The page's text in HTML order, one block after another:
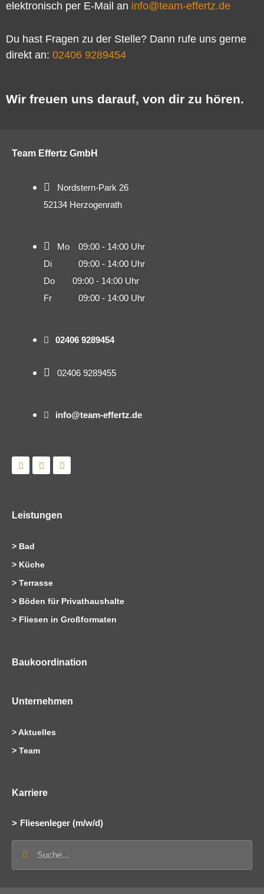
elektronisch per E-Mail an info@team-effertz.de
Du hast Fragen zu der Stelle? Dann rufe uns gerne
direkt an: 02406 9289454
Wir freuen uns darauf, von dir zu hören.
Team Effertz GmbH
Nordstern-Park 26
52134 Herzogenrath
Mo 09:00 - 14:00 Uhr
Di 09:00 - 14:00 Uhr
Do 09:00 - 14:00 Uhr
Fr 09:00 - 14:00 Uhr
02406 9289454
02406 9289455
info@team-effertz.de
L
i
i
I
n
r
F
a
o
Leistungen
> Bad
> Küche
> Terrasse
> Böden für Privathaushalte
> Fliesen in Großformaten
Baukoordination
Unternehmen
>Aktuelles
> Team
Karriere
Fliesenleger (m/w/d)
SucheSuche